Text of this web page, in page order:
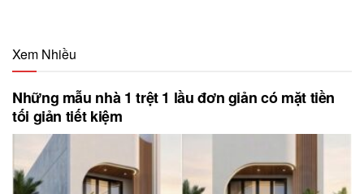
Xem Nhiều
Những mẫu nhà 1 trệt 1 lầu đơn giản có mặt tiền
tối giản tiết kiệm